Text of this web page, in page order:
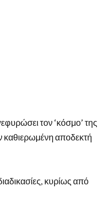
τον ‘κόσμο’ της
καθιερωμένη αποδεκτή
κυρίως από